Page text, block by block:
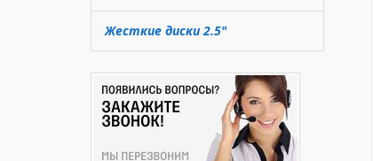
Жесткие диски 2.5"